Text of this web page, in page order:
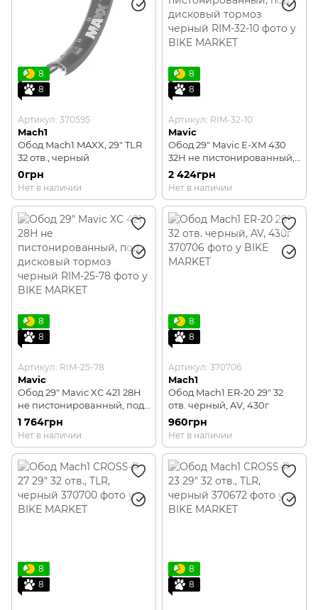
8
8
Артикул: 370595
Mach1
Обод Mach1 MAXX, 29" TLR
32 отв., черный
0грн
Нет в наличии
8
8
Артикул: RIM-32-10
Mavic
Обод 29" Mavic E-XM 430
32H не пистонированный,
под дисковый тормоз
черный
2 424грн
Нет в наличии
8
8
Артикул: RIM-25-78
Mavic
Обод 29" Mavic XC 421 28H
не пистонированный, под
дисковый тормоз черный
1 764грн
Нет в наличии
8
8
Артикул: 370706
Mach1
Обод Mach1 ER-20 29" 32
отв. черный, AV, 430г
960грн
Нет в наличии
8
8
8
8